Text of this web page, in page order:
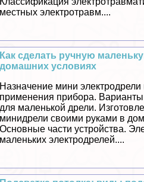
местных электротравм....
Как сделать ручную
домашних условиях
Назначение мини электродрели
применения прибора. Варианты
для маленькой дрели.
минидрели своими руками в
Основные части устройства.
маленьких электродрелей....